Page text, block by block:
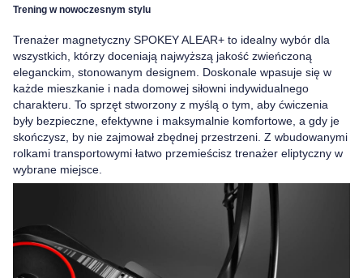
Trening w nowoczesnym stylu
Trenażer magnetyczny SPOKEY ALEAR+ to idealny wybór dla
wszystkich, którzy doceniają najwyższą jakość zwieńczoną
eleganckim, stonowanym designem.
Doskonale wpasuje się w
każde mieszkanie i nada domowej siłowni indywidualnego
charakteru. To sprzęt stworzony z myślą o tym, aby ćwiczenia
były bezpieczne, efektywne i maksymalnie komfortowe, a gdy je
skończysz, by nie zajmował zbędnej przestrzeni. Z wbudowanymi
rolkami transportowymi łatwo przemieścisz trenażer eliptyczny w
wybrane miejsce.